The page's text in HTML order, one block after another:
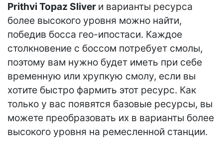
Prithvi Topaz Sliver и варианты ресурса
более высокого уровня можно найти,
победив босса гео-ипостаси. Каждое
столкновение с боссом потребует смолы,
поэтому вам нужно будет иметь при себе
временную или хрупкую смолу, если вы
хотите быстро фармить этот ресурс. Как
только у вас появятся базовые ресурсы, вы
можете преобразовать их в варианты более
высокого уровня на ремесленной станции.